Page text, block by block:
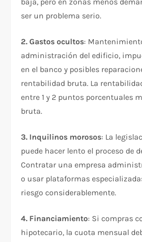
ser un problema serio.
2. Gastos ocultos:
administración del edificio,
en el banco y posibles
rentabilidad bruta. La
entre 1 y 2 puntos porcentuales
bruta.
3. Inquilinos morosos: La
puede hacer lento el proceso de
Contratar una empresa
o usar plataformas
riesgo considerablemente.
4. Financiamiento: Si compras
hipotecario, la cuota mensual